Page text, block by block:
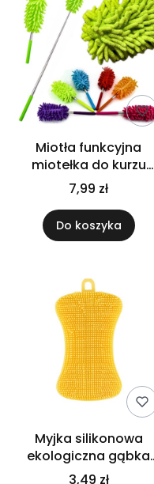
Miotła funkcyjna
miotełka do kurzu
kurzawka teleskopowa
szczotka mikrofibra
7,99 zł
Do koszyka
Myjka silikonowa
ekologiczna gąbka
zmywak kuchenny do
3,49 zł